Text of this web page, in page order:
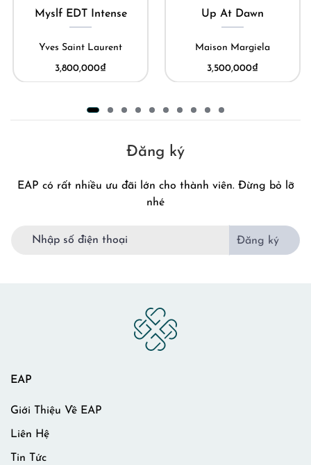
Up At Dawn
Maison Margiela
3,500,000₫
My Burberry Black
Limited
70,000,000₫
Đăng ký
EAP có rất nhiều ưu đãi lớn cho thành viên. Đừng bỏ lỡ
nhé
Đăng ký
EAP
Giới Thiệu Về EAP
Liên Hệ
Tin Tức